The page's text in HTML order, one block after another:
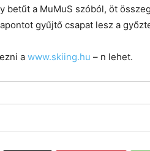
betűt a MuMuS szóból, öt
gyűjtő csapat lesz a
a www.skiing.hu – n lehet.